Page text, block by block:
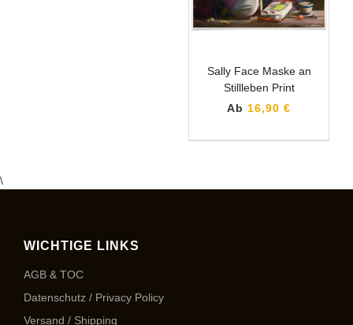
Sally Face Maske an
Stillleben Print
Ab 16,90 €
\
WICHTIGE LINKS
AGB & TOC
Datenschutz / Privacy Policy
Versand / Shipping